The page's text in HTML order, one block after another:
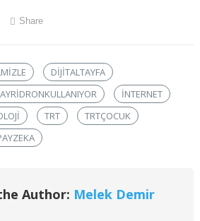
Share
DIJITALTAYFA
İNTERNET
TRT
TRTÇOCUK
Author: Melek Demir